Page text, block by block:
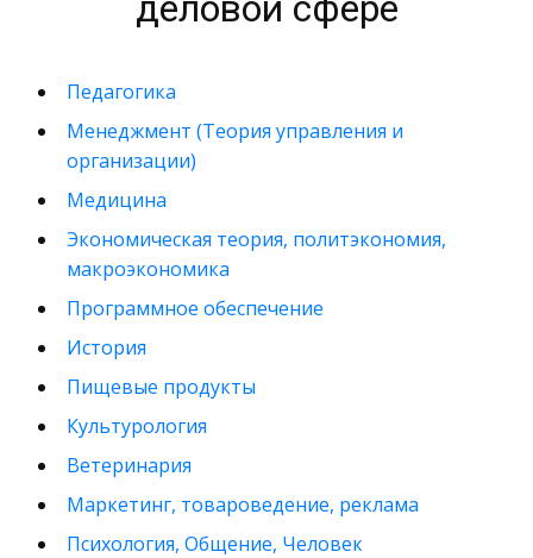
Педагогика
Менеджмент (Теория управления и
организации)
Медицина
Экономическая теория, политэкономия,
макроэкономика
Программное обеспечение
История
Пищевые продукты
Культурология
Ветеринария
Маркетинг, товароведение, реклама
Психология, Общение, Человек